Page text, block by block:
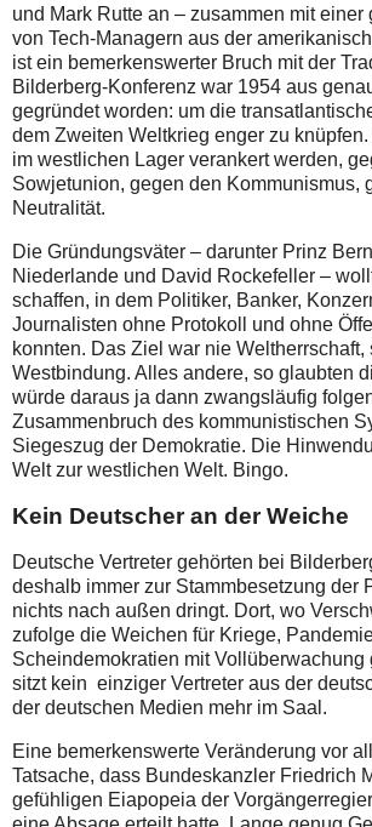
und Mark Rutte an – zusammen mit einer
von Tech-Managern aus der
ist ein bemerkenswerter Bruch mit der
Bilderberg-Konferenz war 1954 aus
gegründet worden: um die
dem Zweiten Weltkrieg enger zu
im westlichen Lager verankert werden,
Sowjetunion, gegen den Kommunismus,
Neutralität.
Die Gründungsväter – darunter Prinz
Niederlande und David Rockefeller –
schaffen, in dem Politiker, Banker,
Journalisten ohne Protokoll und ohne
konnten. Das Ziel war nie Weltherrschaft,
Westbindung. Alles andere, so glaubten
würde daraus ja dann zwangsläufig
Zusammenbruch des kommunistischen
Siegeszug der Demokratie. Die
Welt zur westlichen Welt. Bingo.
Kein Deutscher an der Weiche
Deutsche Vertreter gehörten bei
deshalb immer zur Stammbesetzung der
nichts nach außen dringt. Dort, wo
zufolge die Weichen für Kriege,
Scheindemokratien mit Vollüberwachung
sitzt kein einziger Vertreter aus der
der deutschen Medien mehr im Saal.
Eine bemerkenswerte Veränderung vor
Tatsache, dass Bundeskanzler Friedrich
gefühligen Eiapopeia der